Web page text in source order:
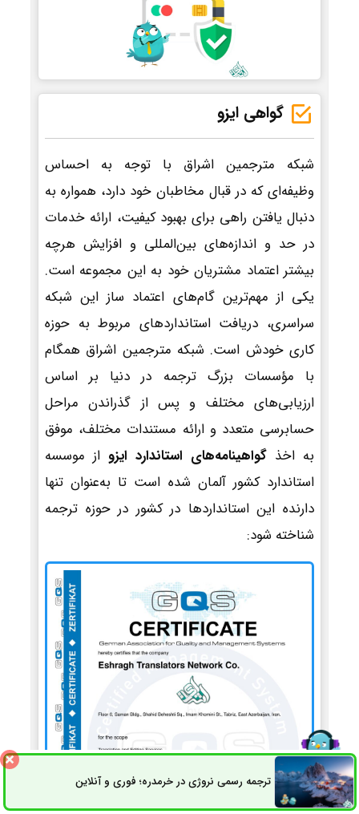
گواهی ایزو
شبکه مترجمین اشراق با توجه به احساس
وظیفه‌ای که در قبال مخاطبان خود دارد، همواره به
دنبال یافتن راهی برای بهبود کیفیت، ارائه خدمات
در حد و اندازه‌های بین‌المللی و افزایش هرچه
بیشتر اعتماد مشتریان خود به این مجموعه است.
یکی از مهم‌ترین گام‌های اعتماد ساز این شبکه
سراسری، دریافت استانداردهای مربوط به حوزه
کاری خودش است. شبکه مترجمین اشراق همگام
با مؤسسات بزرگ ترجمه در دنیا بر اساس
ارزیابی‌های مختلف و پس از گذراندن مراحل
حسابرسی متعدد و ارائه مستندات مختلف، موفق
به اخذ گواهینامه‌های استاندارد ایزو از موسسه
استاندارد کشور آلمان شده است تا به‌عنوان تنها
دارنده این استانداردها در کشور در حوزه ترجمه
شناخته شود:
ترجمه رسمی نروژی در خرمدره؛ فوری و آنلاینثبت سفارش راه های ارتباطی